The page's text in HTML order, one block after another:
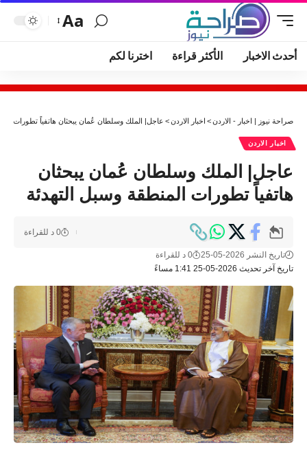
Aa
أحدث الاخبار الأكثر قراءة اخترنا لكم
صراحة نيوز | اخبار - الاردن> اخبار الاردن> عاجل| الملك وسلطان عُمان يبحثان هاتفياً تطورات
اخبار الاردن
عاجل| الملك وسلطان عُمان يبحثان
هاتفياً تطورات المنطقة وسبل التهدئة
تاريخ آخر تحديث 2026-05-25 1:41 مساءً
تاريخ النشر 2026-05-25 0 د للقراءة
0 د للقراءة